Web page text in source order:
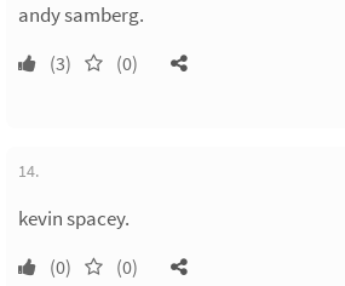
andy samberg.
(3) (0)
14.
kevin spacey.
(0) (0)